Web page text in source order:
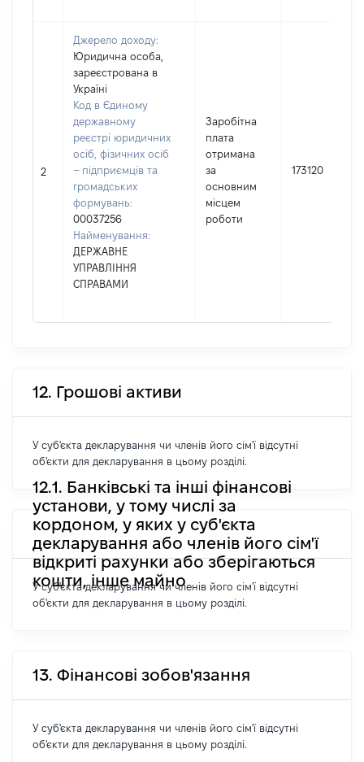
2
Джерело доходу:
Юридична особа,
зареєстрована в
Україні
Код в Єдиному
державному
реєстрі юридичних
осіб, фізичних осіб
– підприємців та
громадських
формувань:
00037256
Найменування:
ДЕРЖАВНЕ
УПРАВЛІННЯ
СПРАВАМИ
Заробітна
плата
отримана
за
основним
місцем
роботи
173120
12. Грошові активи
У суб'єкта декларування чи членів його сім'ї відсутні
об'єкти для декларування в цьому розділі.
12.1. Банківські та інші фінансові
установи, у тому числі за
кордоном, у яких у суб'єкта
декларування або членів його сім'ї
відкриті рахунки або зберігаються
кошти, інше майно
У суб'єкта декларування чи членів його сім'ї відсутні
об'єкти для декларування в цьому розділі.
13. Фінансові зобов'язання
У суб'єкта декларування чи членів його сім'ї відсутні
об'єкти для декларування в цьому розділі.